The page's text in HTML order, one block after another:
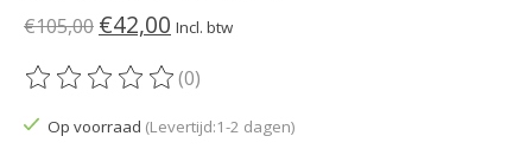
€105,00 €42,00 Incl. btw
De beoordeling van dit product is
(0)
Op voorraad (Levertijd:1-2 dagen)